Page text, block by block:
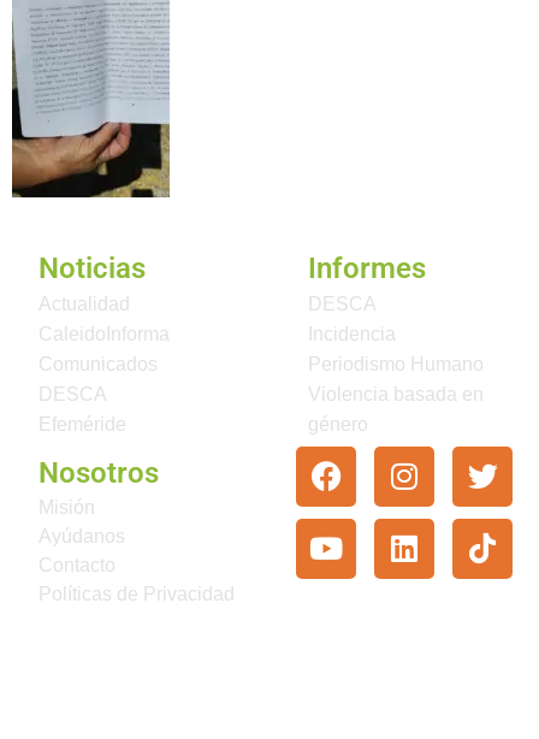
Noticias
Actualidad
CaleidoInforma
Comunicados
DESCA
Efeméride
Informes
DESCA
Incidencia
Periodismo Humano
Violencia basada en
género
Nosotros
Misión
Ayúdanos
Contacto
Políticas de Privacidad